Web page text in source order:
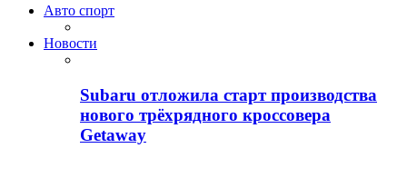
Авто спорт
Новости
Subaru отложила старт производства
нового трёхрядного кроссовера
Getaway